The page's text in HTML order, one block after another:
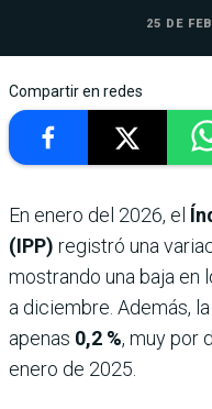
25 DE
Compartir en redes
En enero del 2026, el
(IPP) registró una
mostrando una baja
a diciembre. Además,
apenas 0,2 %, muy por
enero de 2025.